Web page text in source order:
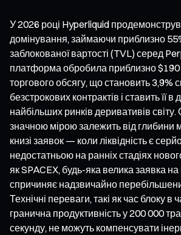
У 2026 році Hyperliquid
домінування, займаючи приблизно
заблокованої вартості (TVL) серед
платформа обробила приблизно $190
торгового обсягу, що становить 3,9%
безстрокових контрактів і ставить її в
найбільших ринків деривативів світу.
значною мірою залежить від глибини
книзі заявок — коли ліквідність є
недостатньою на ранніх стадіях
як SPACEX, будь-яка велика заявка
спричиняє надзвичайно
Технічні переваги, такі як час блоку в
гранична продуктивність у 200 000
секунду, не можуть компенсувати